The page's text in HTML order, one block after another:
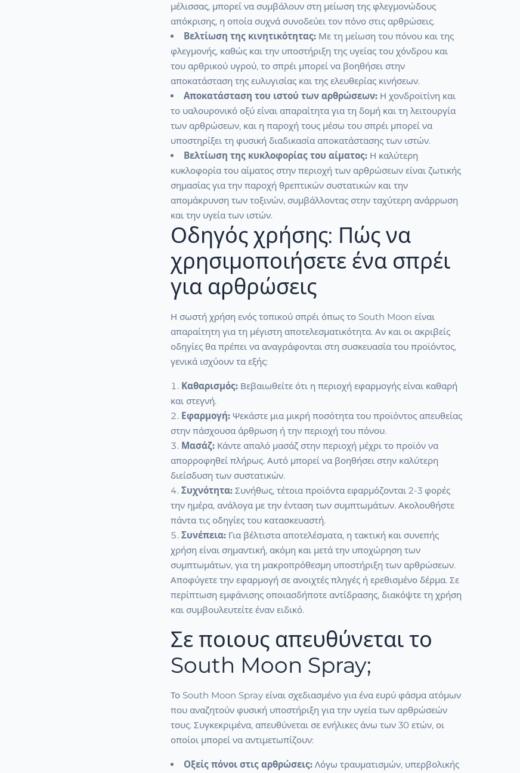
μέλισσας, μπορεί να συμβάλουν στη μείωση της φλεγμονώδους
απόκρισης, η οποία συχνά συνοδεύει τον πόνο στις αρθρώσεις.
Βελτίωση της κινητικότητας:Με τη μείωση του πόνου και της
φλεγμονής, καθώς και την υποστήριξη της υγείας του χόνδρου και
του αρθρικού υγρού, το σπρέι μπορεί να βοηθήσει στην
αποκατάσταση της ευλυγισίας και της ελευθερίας κινήσεων.
Αποκατάσταση του ιστού των αρθρώσεων:Η χονδροϊτίνη και
το υαλουρονικό οξύ είναι απαραίτητα για τη δομή και τη λειτουργία
των αρθρώσεων, και η παροχή τους μέσω του σπρέι μπορεί να
υποστηρίξει τη φυσική διαδικασία αποκατάστασης των ιστών.
Βελτίωση της κυκλοφορίας του αίματος:Η καλύτερη
κυκλοφορία του αίματος στην περιοχή των αρθρώσεων είναι ζωτικής
σημασίας για την παροχή θρεπτικών συστατικών και την
απομάκρυνση των τοξινών, συμβάλλοντας στην ταχύτερη ανάρρωση
και την υγεία των ιστών.
Οδηγός χρήσης: Πώς να
χρησιμοποιήσετε ένα σπρέι
για αρθρώσεις
Η σωστή χρήση ενός τοπικού σπρέι όπως το South Moon είναι
απαραίτητη για τη μέγιστη αποτελεσματικότητα. Αν και οι ακριβείς
οδηγίες θα πρέπει να αναγράφονται στη συσκευασία του προϊόντος,
γενικά ισχύουν τα εξής:
Καθαρισμός: Βεβαιωθείτε ότι η περιοχή εφαρμογής είναι καθαρή
και στεγνή.
Εφαρμογή: Ψεκάστε μια μικρή ποσότητα του προϊόντος απευθείας
στην πάσχουσα άρθρωση ή την περιοχή του πόνου.
Μασάζ: Κάντε απαλό μασάζ στην περιοχή μέχρι το προϊόν να
απορροφηθεί πλήρως. Αυτό μπορεί να βοηθήσει στην καλύτερη
διείσδυση των συστατικών.
Συχνότητα: Συνήθως, τέτοια προϊόντα εφαρμόζονται 2-3 φορές
την ημέρα, ανάλογα με την ένταση των συμπτωμάτων. Ακολουθήστε
πάντα τις οδηγίες του κατασκευαστή.
Συνέπεια: Για βέλτιστα αποτελέσματα, η τακτική και συνεπής
χρήση είναι σημαντική, ακόμη και μετά την υποχώρηση των
συμπτωμάτων, για τη μακροπρόθεσμη υποστήριξη των αρθρώσεων.
Αποφύγετε την εφαρμογή σε ανοιχτές πληγές ή ερεθισμένο δέρμα. Σε
περίπτωση εμφάνισης οποιασδήποτε αντίδρασης, διακόψτε τη χρήση
και συμβουλευτείτε έναν ειδικό.
Σε ποιους απευθύνεται το
South Moon Spray;
Το South Moon Spray είναι σχεδιασμένο για ένα ευρύ φάσμα ατόμων
που αναζητούν φυσική υποστήριξη για την υγεία των αρθρώσεών
τους. Συγκεκριμένα, απευθύνεται σε ενήλικες άνω των 30 ετών, οι
οποίοι μπορεί να αντιμετωπίζουν:
Οξείς πόνοι στις αρθρώσεις:Λόγω τραυματισμών, υπερβολικής